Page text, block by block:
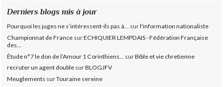
Derniers blogs mis à jour
Pourquoi les juges ne s’intéressent-ils pas à... surl'information nationaliste
Championnat de France surECHIQUIER LEMPDAIS - Fédération Française
des...
Étude n°7 le don de l’Amour 1 Corinthiens...
surBible et vie chretienne
recruter un agent double surBLOGJFV
Meuglements surTouraine sereine